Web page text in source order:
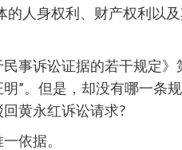
人身权利、财产权利以
事诉讼证据的若干规定》
”。但是，却没有哪一条
黄永红诉讼请求?
依据。